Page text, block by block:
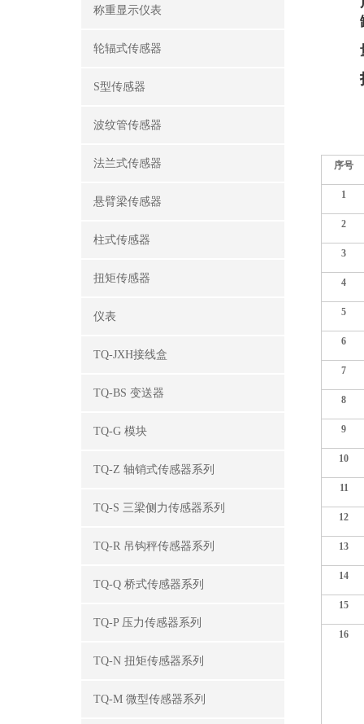
称重显示仪表
轮辐式传感器
S型传感器
波纹管传感器
法兰式传感器
悬臂梁传感器
柱式传感器
扭矩传感器
仪表
TQ-JXH接线盒
TQ-BS 变送器
TQ-G 模块
TQ-Z 轴销式传感器系列
TQ-S 三梁侧力传感器系列
TQ-R 吊钩秤传感器系列
TQ-Q 桥式传感器系列
TQ-P 压力传感器系列
TQ-N 扭矩传感器系列
TQ-M 微型传感器系列
序号
1
2
3
4
5
6
7
8
9
10
11
12
13
14
15
16